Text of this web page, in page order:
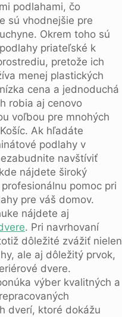
podlahami, čo
sú vhodnejšie pre
Okrem toho sú
priateľské k
pretože ich
menej plastických
cena a jednoduchá
robia aj cenovo
voľbou pre mnohých
Ak hľadáte
podlahy v
navštíviť
nájdete široký
pomoc pri
pre váš domov.
nájdete aj
. Pri navrhovaní
dôležité zvážiť nielen
ale aj dôležitý prvok,
dvere.
výber kvalitných a
dverí, ktoré dokážu